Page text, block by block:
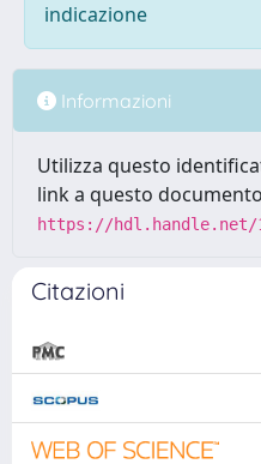
indicazione
Informazioni
Utilizza questo
link a questo
https://hdl.handle.net/
Citazioni